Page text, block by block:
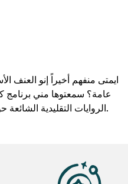
ايمتى منفهم أخيراً إنو العنف
الروايات التقليدية الشائعة حول أدوار النساء والرجال بالمجتمع.